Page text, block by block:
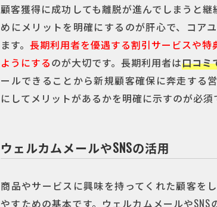
顧客獲得に成功しても離脱が進んでしまうと
めにメリットを明確にするのが肝心で、コア
ます。長期利用者を優遇する割引サービスや
ようにするのが大切です。長期利用者は口コミ
ールできることから新規顧客確保に奔走する
にしてメリットがあるかを明確に示すのが必須
ウェルカムメールやSNSの活用
商品やサービスに興味を持ってくれた顧客を
やすための基本です。ウェルカムメールや